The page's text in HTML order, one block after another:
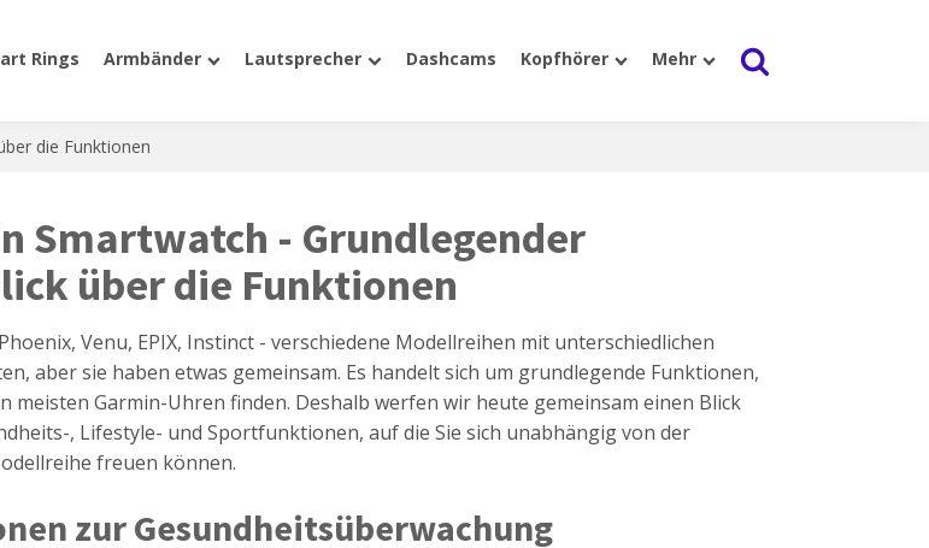
Rings Armbänder Lautsprecher Dashcams Kopfhörer Mehr
die Funktionen
Smartwatch - Grundlegender
über die Funktionen
Venu, EPIX, Instinct - verschiedene Modellreihen mit unterschiedlichen
aber sie haben etwas gemeinsam. Es handelt sich um grundlegende Funktionen,
meisten Garmin-Uhren finden. Deshalb werfen wir heute gemeinsam einen Blick
, Lifestyle- und Sportfunktionen, auf die Sie sich unabhängig von der
freuen können.
zur Gesundheitsüberwachung